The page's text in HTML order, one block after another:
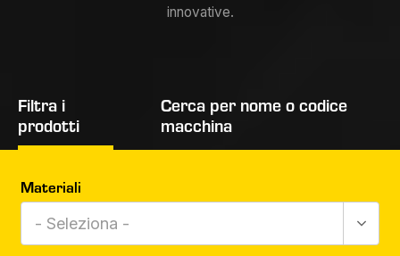
innovative.
Filtra i
prodotti
Cerca per nome o codice
macchina
Materiali
- Seleziona -